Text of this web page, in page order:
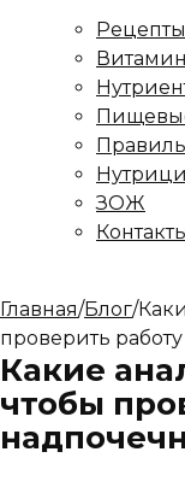
Рецепты
ЗОЖ
Главная/Блог/
проверить
Какие
чтобы